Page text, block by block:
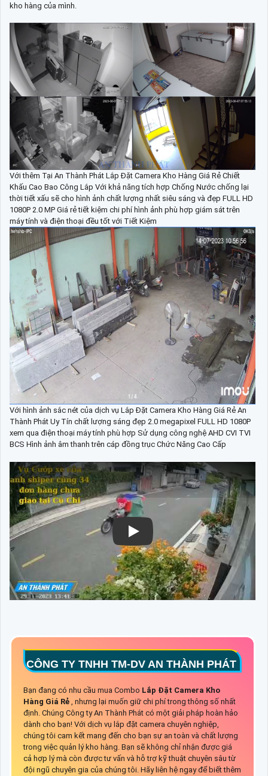
kho hàng của mình.
Với thêm Tại An Thành Phát Lắp Đặt Camera Kho Hàng Giá Rẻ Chiết
Khấu Cao Bao Công Lắp Với khả năng tích hợp Chống Nước chống lại
thời tiết xấu sẽ cho hình ảnh chất lượng nhất siêu sáng và đẹp FULL HD
1080P 2.0 MP Giá rẻ tiết kiệm chi phí hình ảnh phù hợp giám sát trên
máy tính và điện thoại đều tốt với Tiết Kiệm
Với hình ảnh sắc nét của dịch vụ Lắp Đặt Camera Kho Hàng Giá Rẻ An
Thành Phát Uy Tín chất lượng sáng đẹp 2.0 megapixel FULL HD 1080P
xem qua điện thoại máy tính phù hợp Sử dụng công nghệ AHD CVI TVI
BCS Hình ảnh âm thanh trên cáp đồng trục Chức Năng Cao Cấp
CÔNG TY TNHH TM-DV AN THÀNH PHÁT
Bạn đang có nhu cầu mua Combo Lắp Đặt Camera Kho
Hàng Giá Rẻ , nhưng lại muốn giữ chi phí trong thông số nhất
định. Chúng Công ty An Thành Phát có một giải pháp hoàn hảo
dành cho bạn! Với dịch vụ lắp đặt camera chuyên nghiệp,
chúng tôi cam kết mang đến cho bạn sự an toàn và chất lượng
trong việc quản lý kho hàng. Bạn sẽ không chỉ nhận được giá
cả hợp lý mà còn được tư vấn và hỗ trợ kỹ thuật chuyên sâu từ
đội ngũ chuyên gia của chúng tôi. Hãy liên hệ ngay để biết thêm